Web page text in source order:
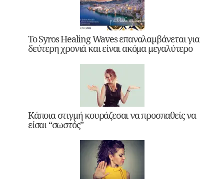
Το Syros Healing Waves επαναλαμβάνεται για
δεύτερη χρονιά και είναι ακόμα μεγαλύτερο
Κάποια στιγμή κουράζεσαι να προσπαθείς να
είσαι “σωστός”